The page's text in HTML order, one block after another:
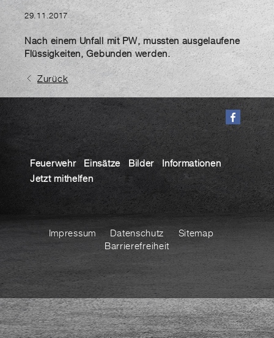
29.11.2017
Nach einem Unfall mit PW, mussten ausgelaufene
Flüssigkeiten, Gebunden werden.
Zurück
Feuerwehr Einsätze Bilder
Informationen
Jetzt mithelfen
Impressum Datenschutz
Sitemap
Barrierefreiheit